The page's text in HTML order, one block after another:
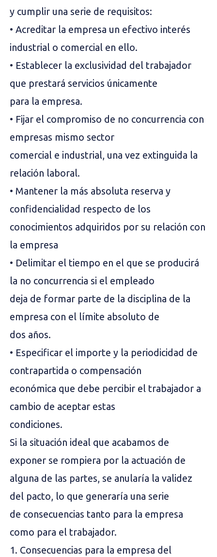
y cumplir una serie de requisitos:
• Acreditar la empresa un efectivo interés
industrial o comercial en ello.
• Establecer la exclusividad del trabajador
que prestará servicios únicamente
para la empresa.
• Fijar el compromiso de no concurrencia con
empresas mismo sector
comercial e industrial, una vez extinguida la
relación laboral.
• Mantener la más absoluta reserva y
confidencialidad respecto de los
conocimientos adquiridos por su relación con
la empresa
• Delimitar el tiempo en el que se producirá
la no concurrencia si el empleado
deja de formar parte de la disciplina de la
empresa con el límite absoluto de
dos años.
• Especificar el importe y la periodicidad de
contrapartida o compensación
económica que debe percibir el trabajador a
cambio de aceptar estas
condiciones.
Si la situación ideal que acabamos de
exponer se rompiera por la actuación de
alguna de las partes, se anularía la validez
del pacto, lo que generaría una serie
de consecuencias tanto para la empresa
como para el trabajador.
1. Consecuencias para la empresa del